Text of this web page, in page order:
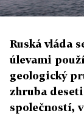
Ruská vláda
úlevami
geologický
zhruba
společností,